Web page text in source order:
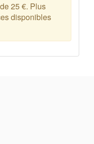
25 €. Plus
disponibles